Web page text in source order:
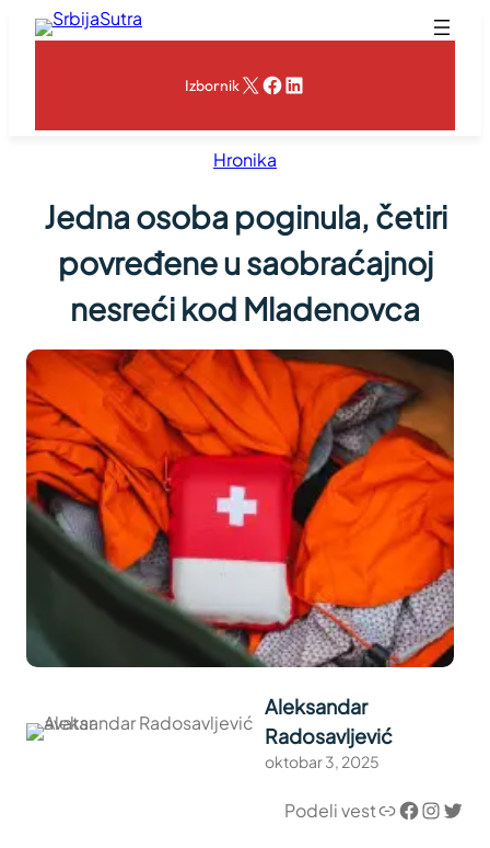
Skoči
IzbornikX Facebook
LinkedIn
Hronika
Jedna osoba poginula, četiri
povređene u saobraćajnoj
nesreći kod Mladenovca
Aleksandar
Radosavljević
oktobar 3, 2025
Podeli vestLink Facebook InstagramTwitter